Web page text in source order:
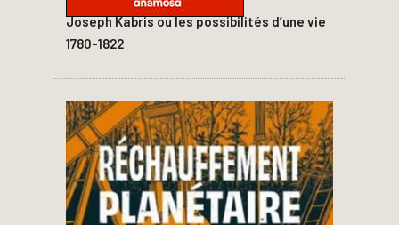
Joseph Kabris ou les possibilités d’une vie
1780-1822